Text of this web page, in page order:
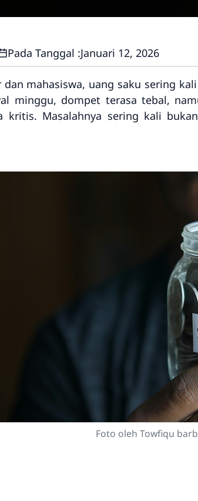
Pada Tanggal :Januari 12, 2026
dan mahasiswa, uang saku sering
minggu, dompet terasa tebal,
kritis. Masalahnya sering kali
Foto oleh Towfiqu